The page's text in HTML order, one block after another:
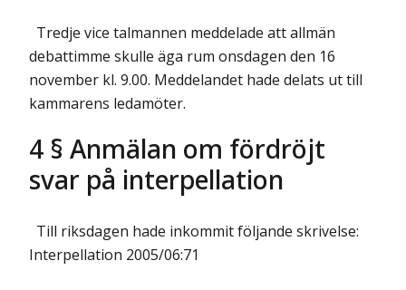
Tredje vice talmannen meddelade att allmän
debattimme skulle äga rum onsdagen den 16
november kl. 9.00. Meddelandet hade delats ut till
kammarens ledamöter.
4 § Anmälan om fördröjt
svar på interpellation
Till riksdagen hade inkommit följande skrivelse:
Interpellation 2005/06:71